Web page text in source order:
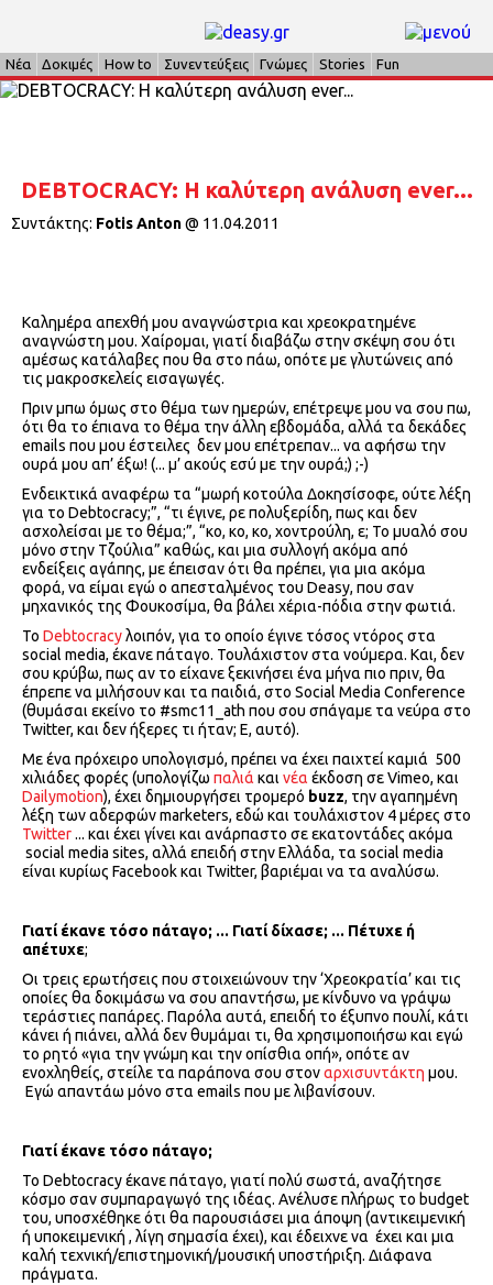
Νέα Δοκιμές How to Συνεντεύξεις Γνώμες Stories Fun
DEBTOCRACY: Η καλύτερη ανάλυση ever...
Συντάκτης: Fotis Anton@ 11.04.2011
Καλημέρα απεχθή μου αναγνώστρια και χρεοκρατημένε
αναγνώστη μου. Χαίρομαι, γιατί διαβάζω στην σκέψη σου ότι
αμέσως κατάλαβες που θα στο πάω, οπότε με γλυτώνεις από
τις μακροσκελείς εισαγωγές.
Πριν μπω όμως στο θέμα των ημερών, επέτρεψε μου να σου πω,
ότι θα το έπιανα το θέμα την άλλη εβδομάδα, αλλά τα δεκάδες
emails που μου έστειλες δεν μου επέτρεπαν... να αφήσω την
ουρά μου απ’ έξω! (... μ’ ακούς εσύ με την ουρά;) ;-)
Ενδεικτικά αναφέρω τα “μωρή κοτούλα Δοκησίσοφε, ούτε λέξη
για το Debtocracy;”, “τι έγινε, ρε πολυξερίδη, πως και δεν
ασχολείσαι με το θέμα;”, “κο, κο, κο, χοντρούλη, ε; Το μυαλό σου
μόνο στην Τζούλια” καθώς, και μια συλλογή ακόμα από
ενδείξεις αγάπης, με έπεισαν ότι θα πρέπει, για μια ακόμα
φορά, να είμαι εγώ ο απεσταλμένος του Deasy, που σαν
μηχανικός της Φουκοσίμα, θα βάλει χέρια-πόδια στην φωτιά.
Το Debtocracyλοιπόν, για το οποίο έγινε τόσος ντόρος στα
social media, έκανε πάταγο. Τουλάχιστον στα νούμερα. Και, δεν
σου κρύβω, πως αν το είχανε ξεκινήσει ένα μήνα πιο πριν, θα
έπρεπε να μιλήσουν και τα παιδιά, στο Social Media Conference
(θυμάσαι εκείνο το #smc11_ ath που σου σπάγαμε τα νεύρα στο
Twitter, και δεν ήξερες τι ήταν; Ε, αυτό).
Με ένα πρόχειρο υπολογισμό, πρέπει να έχει παιχτεί καμιά 500
χιλιάδες φορές (υπολογίζω παλιά και νέα έκδοση σεVimeo, και
Dailymotion), έχει δημιουργήσει τρομερό buzz, την αγαπημένη
λέξη των αδερφώνmarketers, εδώ και τουλάχιστον 4 μέρες στο
Twitter... και έχει γίνει και ανάρπαστο σε εκατοντάδες ακόμα
social media sites, αλλά επειδή στην Ελλάδα, τα social media
είναι κυρίως Facebookκαι Twitter, βαριέμαι να τα αναλύσω.
Γιατί έκανε τόσο πάταγο; ... Γιατί δίχασε; ... Πέτυχε ή
απέτυχε;
Οι τρεις ερωτήσεις που στοιχειώνουν την ‘Χρεοκρατία’ και τις
οποίες θα δοκιμάσω να σου απαντήσω, με κίνδυνο να γράψω
τεράστιες παπάρες. Παρόλα αυτά, επειδή το έξυπνο πουλί, κάτι
κάνει ή πιάνει, αλλά δεν θυμάμαι τι, θα χρησιμοποιήσω και εγώ
το ρητό «για την γνώμη και την οπίσθια οπή», οπότε αν
ενοχληθείς, στείλε τα παράπονα σου στοναρχισυντάκτη μου.
Εγώ απαντάω μόνο στα emails που με λιβανίσουν.
Γιατί έκανε τόσο πάταγο;
Το Debtocracyέκανε πάταγο, γιατί πολύ σωστά, αναζήτησε
κόσμο σαν συμπαραγωγό της ιδέας. Ανέλυσε πλήρως το budget
του, υποσχέθηκε ότι θα παρουσιάσει μια άποψη (αντικειμενική
ή υποκειμενική , λίγη σημασία έχει), και έδειχνε να έχει και μια
καλή τεχνική/επιστημονική/μουσική υποστήριξη. Διάφανα
πράγματα.